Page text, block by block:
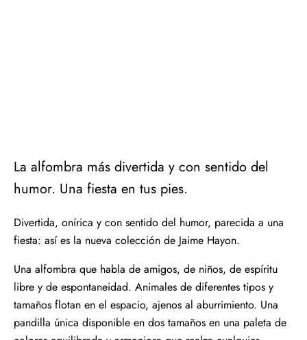
La alfombra más divertida y con sentido del
humor. Una fiesta en tus pies.
Divertida, onírica y con sentido del humor, parecida a una
fiesta: así es la nueva colección de Jaime Hayon.
Una alfombra que habla de amigos, de niños, de espíritu
libre y de espontaneidad. Animales de diferentes tipos y
tamaños flotan en el espacio, ajenos al aburrimiento. Una
pandilla única disponible en dos tamaños en una paleta de